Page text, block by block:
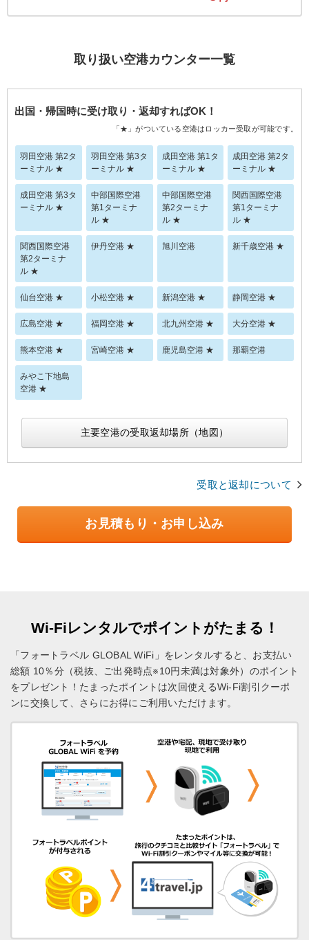
取り扱い空港カウンター一覧
出国・帰国時に受け取り・返却すればOK！
「★」がついている空港はロッカー受取が可能です。
羽田空港 第2タ
ーミナル ★
羽田空港 第3タ
ーミナル ★
成田空港 第1タ
ーミナル ★
成田空港 第2タ
ーミナル ★
成田空港 第3タ
ーミナル ★
中部国際空港
第1ターミナ
ル ★
中部国際空港
第2ターミナ
ル ★
関西国際空港
第1ターミナ
ル ★
関西国際空港
第2ターミナ
ル ★
伊丹空港 ★ 旭川空港 新千歳空港 ★
仙台空港 ★ 小松空港 ★ 新潟空港 ★ 静岡空港 ★
広島空港 ★ 福岡空港 ★ 北九州空港 ★ 大分空港 ★
熊本空港 ★ 宮崎空港 ★ 鹿児島空港 ★ 那覇空港
みやこ下地島
空港 ★
主要空港の受取返却場所（地図）
受取と返却について
お見積もり・お申し込み
Wi-Fiレンタルでポイントがたまる！
「フォートラベル GLOBAL WiFi」をレンタルすると、お支払い
総額 10％分（税抜、ご出発時点※10円未満は対象外）のポイント
をプレゼント！ たまったポイントは次回使えるWi-Fi割引クーポ
ンに交換して、さらにお得にご利用いただけます。